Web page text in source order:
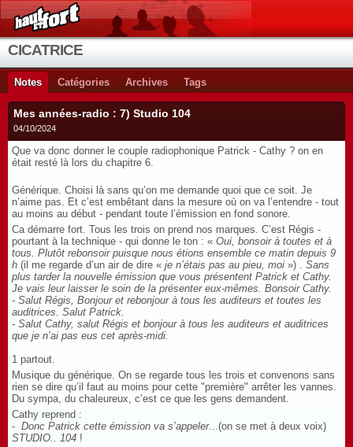
CICATRICE
Notes Catégories Archives Tags
Mes années-radio : 7) Studio 104
04/10/2024
Que va donc donner le couple radiophonique Patrick - Cathy ? on en
était resté là lors du chapitre 6.
Générique. Choisi là sans qu’on me demande quoi que ce soit. Je
n’aime pas. Et c’est embêtant dans la mesure où on va l’entendre - tout
au moins au début - pendant toute l’émission en fond sonore.
Ca démarre fort. Tous les trois on prend nos marques. C’est Régis -
pourtant à la technique - qui donne le ton : « Oui, bonsoir à toutes et à
tous. Plutôt rebonsoir puisque nous étions ensemble ce matin depuis 9
h (il me regarde d’un air de dire « je n’étais pas au pieu, moi ») . Sans
plus tarder la nouvelle émission que vous présentent Patrick et Cathy.
Je vais leur laisser le soin de la présenter eux-mêmes. Bonsoir Cathy.
- Salut Régis, Bonjour et rebonjour à tous les auditeurs et toutes les
auditrices. Salut Patrick.
- Salut Cathy, salut Régis et bonjour à tous les auditeurs et auditrices
que je n’ai pas eus cet après-midi.
1 partout.
Musique du générique. On se regarde tous les trois et convenons sans
rien se dire qu’il faut au moins pour cette "première" arrêter les vannes.
Du sympa, du chaleureux, c’est ce que les gens demandent.
Cathy reprend :
- Donc Patrick cette émission va s’appeler...(on se met à deux voix)
STUDIO.. 104 !